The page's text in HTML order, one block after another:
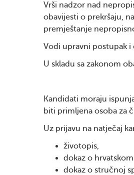
Vrši nadzor nad
obavijesti o prekršaju,
premještanje
Vodi upravni postupak i
U skladu sa zakonom
Kandidati moraju
biti primljena osoba za
Uz prijavu na natječaj
životopis,
dokaz o
dokaz o stručnoj